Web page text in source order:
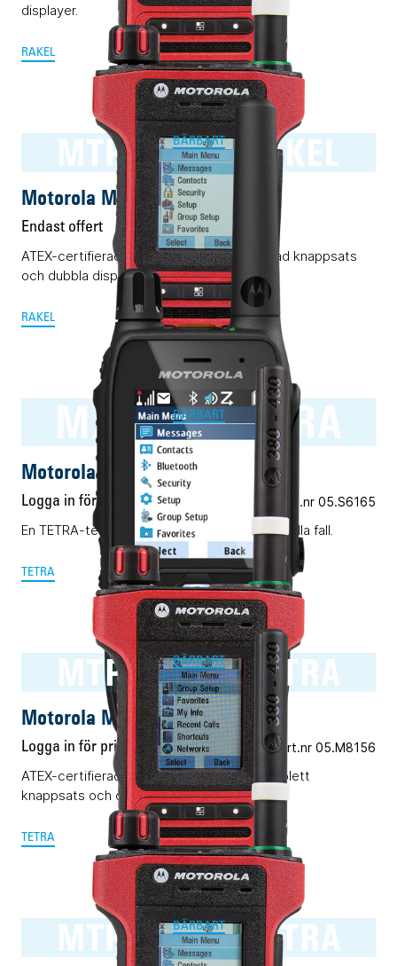
displayer.
RAKEL
MTP8500Ex RAKEL
BÄRBART
Motorola MTP8500Ex RAKEL
Endast offert
ATEX-certifierad Rakelmobil med begränsad knappsats
och dubbla displayer.
RAKEL
MXP600 TETRA
BÄRBART
Motorola MXP600 TETRA
Logga in för pris Vårt art.nr 05.S6165
En TETRA-terminal för alla ändamål. Nästan i alla fall.
TETRA
MTP8550Ex TETRA
BÄRBART
Motorola MTP8550Ex TETRA
Logga in för pris Vårt art.nr 05.M8156
ATEX-certifierad TETRA-terminal med komplett
knappsats och displayer.
TETRA
MTP8500Ex TETRA
BÄRBART